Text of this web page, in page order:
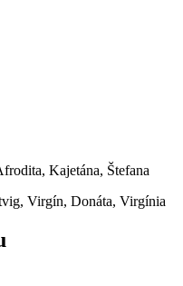
Kajetána, Štefana
Virgín, Donáta, Virgínia